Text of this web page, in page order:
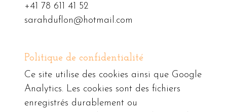
+41 78 611 41 52
sarahduflon@hotmail.com
Politique de confidentialité
Ce site utilise des cookies ainsi que Google
Analytics. Les cookies sont des fichiers
enregistrés durablement ou